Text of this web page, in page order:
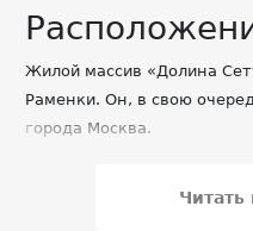
Жилой массив «Долина
Раменки. Он, в свою
города Москва.
Мосфильмовской и
Читать